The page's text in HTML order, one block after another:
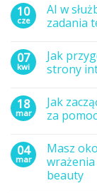
10
cze
AI w
zadania
do
AI
w
firmy
–
jak
zadania
technologii?
07
kwi
Jak
strony
do
Jak
przygotować
stworzenia
pierwszej
strony
internetowej
18
mar
Jak
za
do
Jak
zacząć
sprzedawać
produkty
04
mar
Masz
beauty